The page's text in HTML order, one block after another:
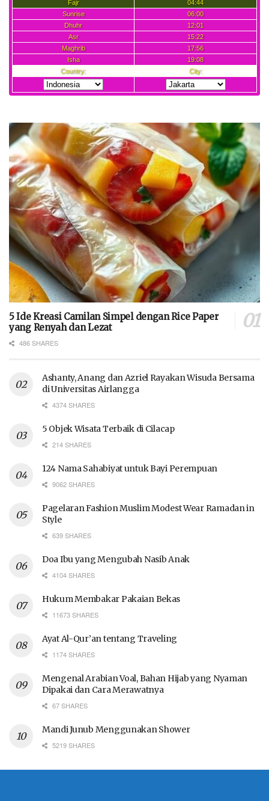
5 Ide Kreasi Camilan Simpel dengan Rice Paper
yang Renyah dan Lezat
486 SHARES
Ashanty, Anang dan Azriel Rayakan Wisuda Bersama
di Universitas Airlangga
4374 SHARES
5 Objek Wisata Terbaik di Cilacap
214 SHARES
124 Nama Sahabiyat untuk Bayi Perempuan
9062 SHARES
Pagelaran Fashion Muslim Modest Wear Ramadan in
Style
639 SHARES
Doa Ibu yang Mengubah Nasib Anak
4104 SHARES
Hukum Membakar Pakaian Bekas
11673 SHARES
Ayat Al-Qur’an tentang Traveling
1174 SHARES
Mengenal Arabian Voal, Bahan Hijab yang Nyaman
Dipakai dan Cara Merawatnya
67 SHARES
Mandi Junub Menggunakan Shower
5219 SHARES